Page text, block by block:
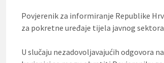
Povjerenik za informiranje Republike
za pokretne uređaje tijela javnog
U slučaju nezadovoljavajućih odgovora